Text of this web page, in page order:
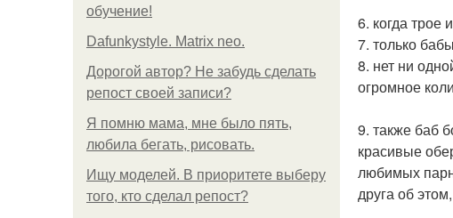
обучение!
Dafunkystyle. Matrix neo.
Дорогой автор? Не забудь сделать
репост своей записи?
Я помню мама, мне было пять,
любила бегать, рисовать.
Ищу моделей. В приоритете выберу
того, кто сделал репост?
6. когда трое
7. только
8. нет ни
огромное
9. также баб
красивые
любимых
друга об